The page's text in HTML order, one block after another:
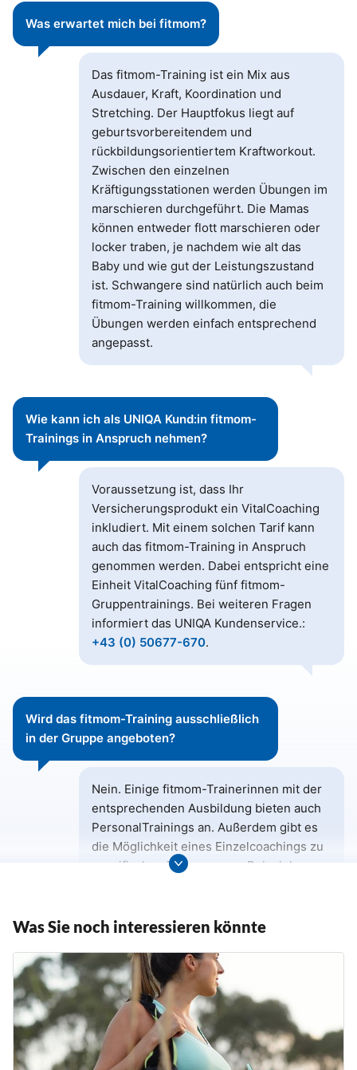
Was erwartet mich bei fitmom?
Das fitmom-Training ist ein Mix aus
Ausdauer, Kraft, Koordination und
Stretching. Der Hauptfokus liegt auf
geburtsvorbereitendem und
rückbildungsorientiertem Kraftworkout.
Zwischen den einzelnen
Kräftigungsstationen werden Übungen im
marschieren durchgeführt. Die Mamas
können entweder flott marschieren oder
locker traben, je nachdem wie alt das
Baby und wie gut der Leistungszustand
ist. Schwangere sind natürlich auch beim
fitmom-Training willkommen, die
Übungen werden einfach entsprechend
angepasst.
Wie kann ich als UNIQA Kund:in fitmom-
Trainings in Anspruch nehmen?
Voraussetzung ist, dass Ihr
Versicherungsprodukt ein VitalCoaching
inkludiert. Mit einem solchen Tarif kann
auch das fitmom-Training in Anspruch
genommen werden. Dabei entspricht eine
Einheit VitalCoaching fünf fitmom-
Gruppentrainings. Bei weiteren Fragen
informiert das UNIQA Kundenservice.:
+43 (0) 50677-670.
Wird das fitmom-Training ausschließlich
in der Gruppe angeboten?
Nein. Einige fitmom-Trainerinnen mit der
entsprechenden Ausbildung bieten auch
PersonalTrainings an. Außerdem gibt es
die Möglichkeit eines Einzelcoachings zu
spezifischen Themen, zum Beispiel zum
L
d
o
r
B
u
t
t
Was Sie noch interessieren könnte